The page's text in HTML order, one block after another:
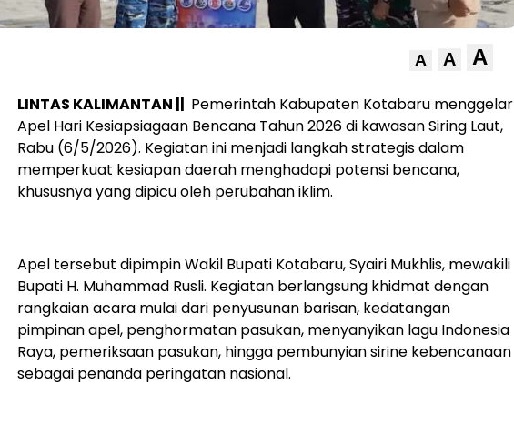
A A A
LINTAS KALIMANTAN || Pemerintah Kabupaten Kotabaru menggelar
Apel Hari Kesiapsiagaan Bencana Tahun 2026 di kawasan Siring Laut,
Rabu (6/5/2026). Kegiatan ini menjadi langkah strategis dalam
memperkuat kesiapan daerah menghadapi potensi bencana,
khususnya yang dipicu oleh perubahan iklim.
Apel tersebut dipimpin Wakil Bupati Kotabaru, Syairi Mukhlis, mewakili
Bupati H. Muhammad Rusli. Kegiatan berlangsung khidmat dengan
rangkaian acara mulai dari penyusunan barisan, kedatangan
pimpinan apel, penghormatan pasukan, menyanyikan lagu Indonesia
Raya, pemeriksaan pasukan, hingga pembunyian sirine kebencanaan
sebagai penanda peringatan nasional.